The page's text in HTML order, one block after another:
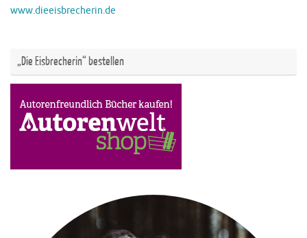
www.dieeisbrecherin.de
„Die Eisbrecherin“ bestellen